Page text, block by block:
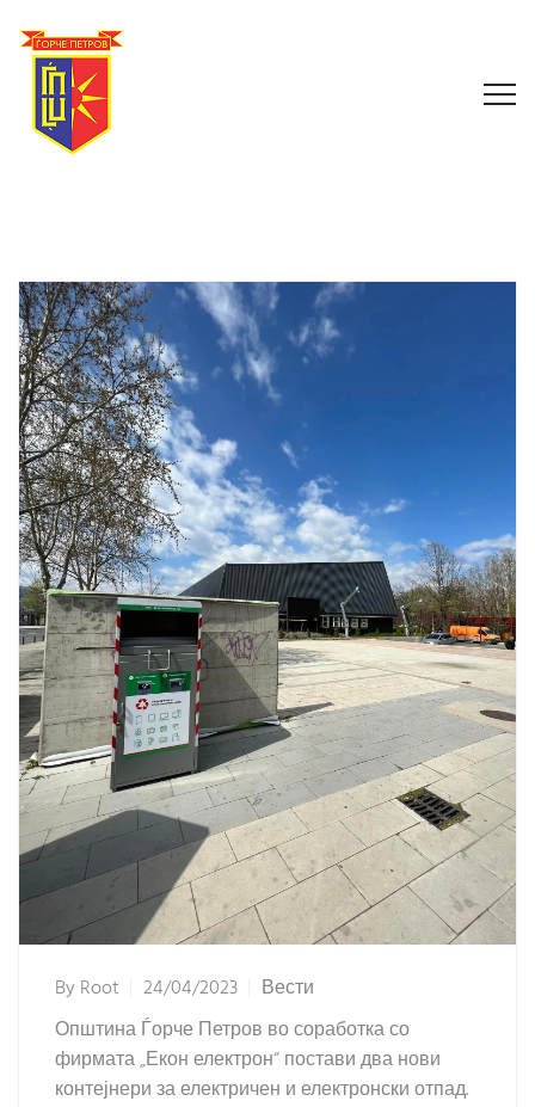
ByRoot 24/04/2023
Вести
Општина Ѓорче Петров во соработка со
фирмата „Екон електрон“ постави два нови
контејнери за електричен и електронски отпад.